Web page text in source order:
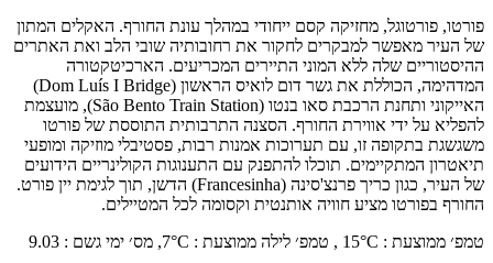
פורטו, פורטוגל, מחזיקה קסם ייחודי במהלך עונת החורף. האקלים המתון
של העיר מאפשר למבקרים לחקור את רחובותיה שובי הלב ואת האתרים
ההיסטוריים שלה ללא המוני התיירים המכריעים. הארכיטקטורה
המדהימה, הכוללת את גשר דום לואיס הראשון (Dom Luís I Bridge)
האייקוני ותחנת הרכבת סאו בנטו (São Bento Train Station), מועצמת
להפליא על ידי אווירת החורף. הסצנה התרבותית התוססת של פורטו
משגשגת בתקופה זו, עם תערוכות אמנות רבות, פסטיבלי מוזיקה ומופעי
תיאטרון המתקיימים. תוכלו להתפנק עם התענוגות הקולינריים הידועים
של העיר, כגון כריך פרנצ'סינה (Francesinha) הדשן, תוך לגימת יין פורט.
החורף בפורטו מציע חוויה אותנטית וקסומה לכל המטיילים.
טמפ׳ ממוצעת :
15°C , טמפ׳ לילה ממוצעת :
7°C, מס׳ ימי גשם :
9.03